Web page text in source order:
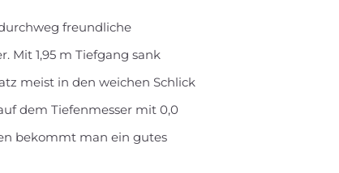
freundliche
Mit 1,95 m Tiefgang sank
meist in den weichen Schlick
dem Tiefenmesser mit 0,0
bekommt man ein gutes